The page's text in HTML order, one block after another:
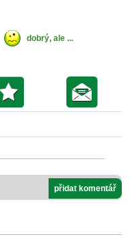
dobrý, ale ...
přidat komentář